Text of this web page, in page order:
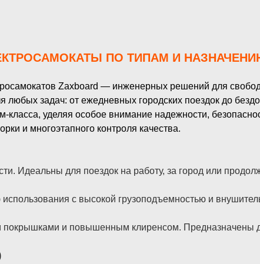
ПО ТИПАМ И
Zaxboard — инженерных решений для
любых задач: от ежедневных городских поездок до
уделяя особое внимание надежности,
и многоэтапного контроля качества.
Идеальны для поездок на работу, за город или
с высокой грузоподъемностью и
и повышенным клиренсом. Предназначены